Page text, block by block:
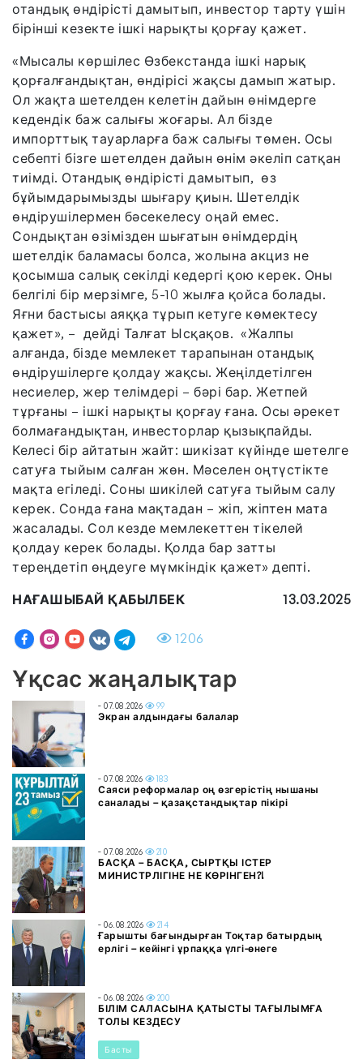
отандық өндірісті дамытып, инвестор тарту үшін
бірінші кезекте ішкі нарықты қорғау қажет.
«Мысалы көршілес Өзбекстанда ішкі нарық
қорғалғандықтан, өндірісі жақсы дамып жатыр.
Ол жақта шетелден келетін дайын өнімдерге
кедендік баж салығы жоғары. Ал бізде
импорттық тауарларға баж салығы төмен. Осы
себепті бізге шетелден дайын өнім әкеліп сатқан
тиімді. Отандық өндірісті дамытып, өз
бұйымдарымызды шығару қиын. Шетелдік
өндірушілермен бәсекелесу оңай емес.
Сондықтан өзімізден шығатын өнімдердің
шетелдік баламасы болса, жолына акциз не
қосымша салық секілді кедергі қою керек. Оны
белгілі бір мерзімге, 5-10 жылға қойса болады.
Яғни бастысы аяққа тұрып кетуге көмектесу
қажет», – дейді Талғат Ысқақов. «Жалпы
алғанда, бізде мемлекет тарапынан отандық
өндірушілерге қолдау жақсы. Жеңілдетілген
несиелер, жер телімдері – бәрі бар. Жетпей
тұрғаны – ішкі нарықты қорғау ғана. Осы әрекет
болмағандықтан, инвесторлар қызықпайды.
Келесі бір айтатын жайт: шикізат күйінде шетелге
сатуға тыйым салған жөн. Мәселен оңтүстікте
мақта егіледі. Соны шикілей сатуға тыйым салу
керек. Сонда ғана мақтадан – жіп, жіптен мата
жасалады. Сол кезде мемлекеттен тікелей
қолдау керек болады. Қолда бар затты
тереңдетіп өңдеуге мүмкіндік қажет» депті.
НАҒАШЫБАЙ ҚАБЫЛБЕК
13.03.2025
1206
Ұқсас жаңалықтар
- 07.08.2026 99
Экран алдындағы балалар
- 07.08.2026 183
Саяси реформалар оң өзгерістің нышаны
саналады – қазақстандықтар пікірі
- 07.08.2026 210
БАСҚА – БАСҚА, СЫРТҚЫ ІСТЕР
МИНИСТРЛІГІНЕ НЕ КӨРІНГЕН?!
- 06.08.2026 214
Ғарышты бағындырған Тоқтар батырдың
ерлігі – кейінгі ұрпаққа үлгі-өнеге
- 06.08.2026 200
БІЛІМ САЛАСЫНА ҚАТЫСТЫ ТАҒЫЛЫМҒА
ТОЛЫ КЕЗДЕСУ
Басты